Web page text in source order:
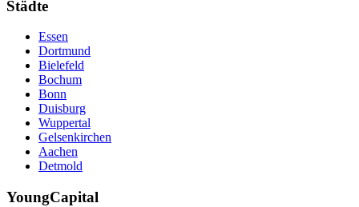
Städte
Essen
Dortmund
Bielefeld
Bochum
Bonn
Duisburg
Wuppertal
Gelsenkirchen
Aachen
Detmold
YoungCapital